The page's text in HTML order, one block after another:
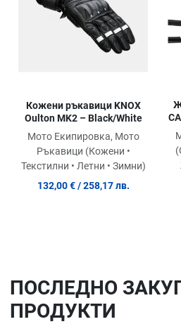
Кожени ръкавици KNOX
Oulton MK2 – Black/White
Мото Екипировка, Мото
Ръкавици (Кожени •
Текстилни • Летни • Зимни)
132,00 € / 258,17 лв.
ПОСЛЕДНO
ПРОДУКТИ